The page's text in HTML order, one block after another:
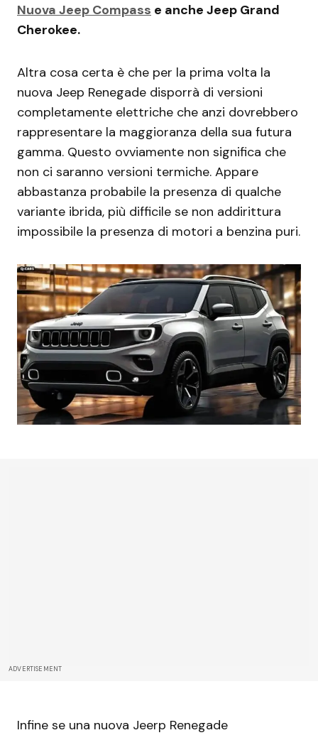
Nuova Jeep Compass e anche Jeep Grand
Cherokee.
Altra cosa certa è che per la prima volta la
nuova Jeep Renegade disporrà di versioni
completamente elettriche che anzi dovrebbero
rappresentare la maggioranza della sua futura
gamma. Questo ovviamente non significa che
non ci saranno versioni termiche. Appare
abbastanza probabile la presenza di qualche
variante ibrida, più difficile se non addirittura
impossibile la presenza di motori a benzina puri.
ADVERTISEMENT
Infine se una nuova Jeerp Renegade